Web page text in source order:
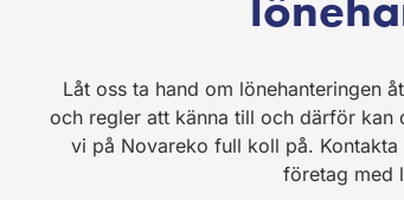
Låt oss ta hand om lönehanteringen
och regler att känna till och därför kan
vi på Novareko full koll på.
företag med